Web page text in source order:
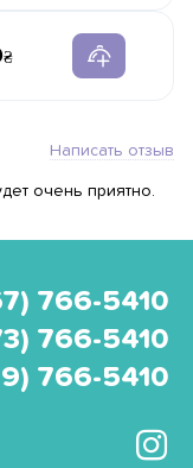
Написать отзыв
очень приятно.
766-5410
766-5410
766-5410